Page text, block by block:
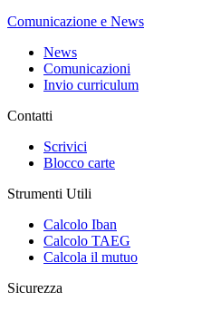
Comunicazione e News
News
Comunicazioni
Invio curriculum
Contatti
Scrivici
Blocco carte
Strumenti Utili
Calcolo Iban
Calcolo TAEG
Calcola il mutuo
Sicurezza